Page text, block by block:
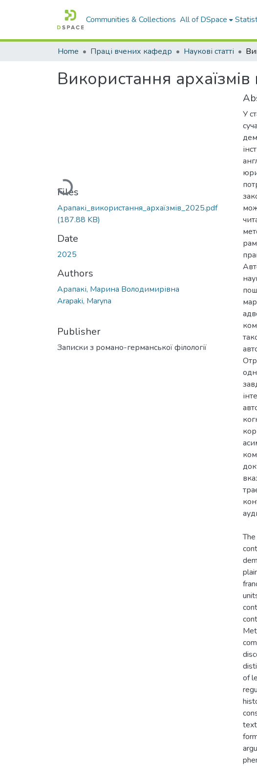
Communities & Collections All of DSpace
Home Праці вчених кафедр Наукові статті
Використання архаїзмів
Loading...
Files
Арапакі_використання_архаїзмів_2025.pdf
(187.88 KB)
Date
2025
Authors
Арапакі, Марина Володимирівна
Arapaki, Maryna
Publisher
Записки з романо-германської філології
У
of